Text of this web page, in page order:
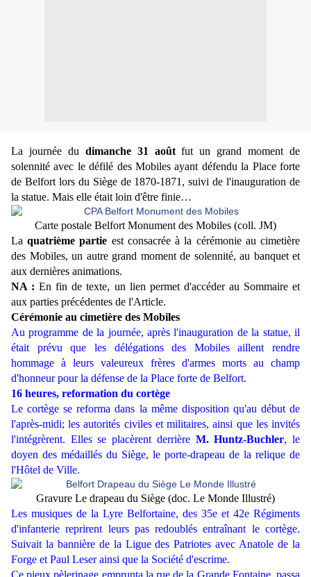
La journée du dimanche 31 aoûtfut un grand moment de
solennité avec le défilé des Mobiles ayant défendu la Place forte
de Belfort lors du Siège de 1870-1871, suivi de l'inauguration de
la statue. Mais elle était loin d'être finie…
Carte postale Belfort Monument des Mobiles (coll. JM)
Laquatrième partie est consacrée à la cérémonie au cimetière
des Mobiles, un autre grand moment de solennité, au banquet et
aux dernières animations.
NA : En fin de texte, un lien permet d'accéder au Sommaire et
aux parties précédentes de l'Article.
Cérémonie au cimetière des Mobiles
Au programme de la journée, après l'inauguration de la statue, il
était prévu que les délégations des Mobiles aillent rendre
hommage à leurs valeureux frères d'armes morts au champ
d'honneur pour la défense de la Place forte de Belfort.
16 heures, reformation du cortège
Le cortège se reforma dans la même disposition qu'au début de
l'après-midi; les autorités civiles et militaires, ainsi que les invités
l'intégrèrent. Elles se placèrent derrière M. Huntz-Buchler, le
doyen des médaillés du Siège, le porte-drapeau de la relique de
l'Hôtel de Ville.
Gravure Le drapeau du Siège (doc. Le Monde Illustré)
Les musiques de la Lyre Belfortaine, des 35e et 42e Régiments
d'infanterie reprirent leurs pas redoublés entraînant le cortège.
Suivait la bannière de la Ligue des Patriotes avec Anatole de la
Forge et Paul Leser ainsi que la Société d'escrime.